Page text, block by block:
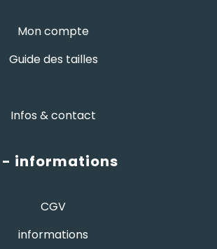
Mon compte
Guide des tailles
Infos & contact
- informations
CGV
informations